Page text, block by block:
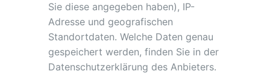
Sie diese angegeben haben), IP-
Adresse und geografischen
Standortdaten. Welche Daten genau
gespeichert werden, finden Sie in der
Datenschutzerklärung des Anbieters.